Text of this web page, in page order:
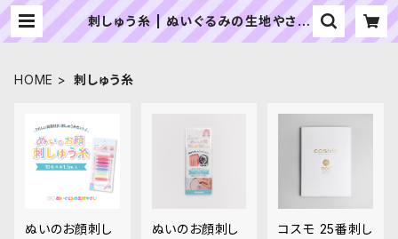
刺しゅう糸 | ぬいぐるみの生地やさん
｜「ぬい」の布地・材料の通販専門店
HOME 刺しゅう糸
ぬいのお顔刺し
ぬいのお顔刺し
コスモ 25番刺し